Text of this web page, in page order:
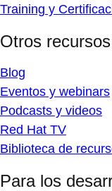
Training y
Otros
Blog
Eventos y webinars
Podcasts y videos
Red Hat TV
Biblioteca de
Para los